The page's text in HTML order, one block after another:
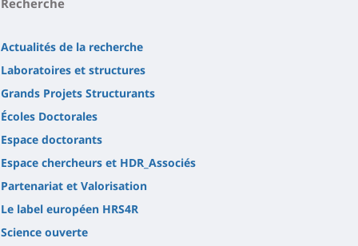
Actualités de la recherche
Laboratoires et structures
Grands Projets Structurants
Écoles Doctorales
Espace doctorants
Espace chercheurs et HDR_Associés
Partenariat et Valorisation
Le label européen HRS4R
Science ouverte